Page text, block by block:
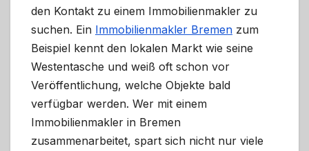
den Kontakt zu einem Immobilienmakler zu
suchen. Ein Immobilienmakler Bremen zum
Beispiel kennt den lokalen Markt wie seine
Westentasche und weiß oft schon vor
Veröffentlichung, welche Objekte bald
verfügbar werden. Wer mit einem
Immobilienmakler in Bremen
zusammenarbeitet, spart sich nicht nur viele